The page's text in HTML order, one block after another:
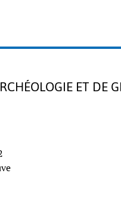
ET DE